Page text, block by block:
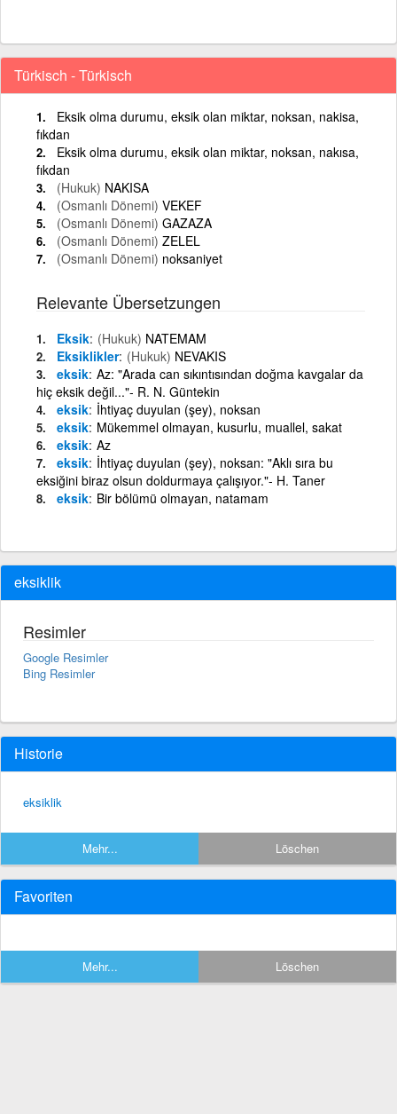
Türkisch - Türkisch
Eksik olma durumu, eksik olan miktar, noksan, nakisa,
fıkdan
Eksik olma durumu, eksik olan miktar, noksan, nakısa,
fıkdan
(Hukuk) NAKISA
(Osmanlı Dönemi) VEKEF
(Osmanlı Dönemi) GAZAZA
(Osmanlı Dönemi) ZELEL
(Osmanlı Dönemi) noksaniyet
Relevante Übersetzungen
Eksik (Hukuk) NATEMAM
Eksiklikler (Hukuk) NEVAKIS
eksik Az: "Arada can sıkıntısından doğma kavgalar da
hiç eksik değil..."- R. N. Güntekin
eksik İhtiyaç duyulan (şey), noksan
eksik Mükemmel olmayan, kusurlu, muallel, sakat
eksik Az
eksik İhtiyaç duyulan (şey), noksan: "Aklı sıra bu
eksiğini biraz olsun doldurmaya çalışıyor."- H. Taner
eksik Bir bölümü olmayan, natamam
eksiklik
Resimler
Google Resimler
Bing Resimler
Historie
eksiklik
Mehr... Löschen
Favoriten
Mehr... Löschen